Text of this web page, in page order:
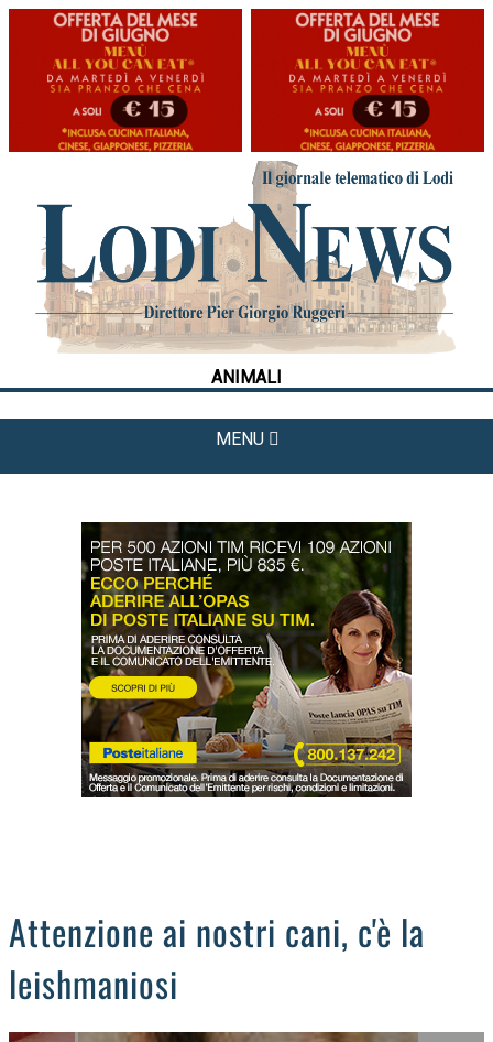
ANIMALI
MENU
HOME
CRONACA
POLITICA
LA FOTO
METEO
CULTURA
DAL TERRITORIO
OROSCOPO
LA PIAZZA
ANIMALI
OCCHIO ALLA TRUFFA
NECROLOGI
Attenzione ai nostri cani, c'è la
leishmaniosi